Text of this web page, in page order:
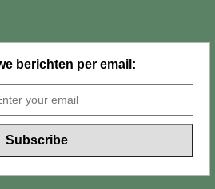
berichten per email: